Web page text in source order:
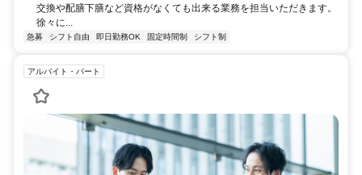
交換や配膳下膳など資格がなくても出来る業務を担当いただきます。
徐々に...
急募 シフト自由 即日勤務OK 固定時間制 シフト制
アルバイト・パート